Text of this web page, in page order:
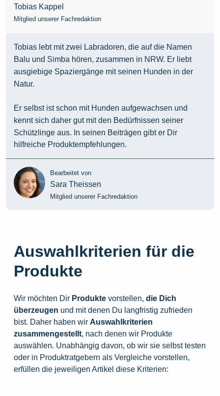
Tobias Kappel
Mitglied unserer Fachredaktion
Tobias lebt mit zwei Labradoren, die auf die Namen
Balu und Simba hören, zusammen in NRW. Er liebt
ausgiebige Spaziergänge mit seinen Hunden in der
Natur.
Er selbst ist schon mit Hunden aufgewachsen und
kennt sich daher gut mit den Bedürfnissen seiner
Schützlinge aus. In seinen Beiträgen gibt er Dir
hilfreiche Produktempfehlungen.
Bearbeitet von
Sara Theissen
Mitglied unserer Fachredaktion
Auswahlkriterien für die
Produkte
Wir möchten Dir Produkte vorstellen, die Dich
überzeugen und mit denen Du langfristig zufrieden
bist. Daher haben wir Auswahlkriterien
zusammengestellt, nach denen wir Produkte
auswählen. Unabhängig davon, ob wir sie selbst testen
oder in Produktratgebern als Vergleiche vorstellen,
erfüllen die jeweiligen Artikel diese Kriterien: